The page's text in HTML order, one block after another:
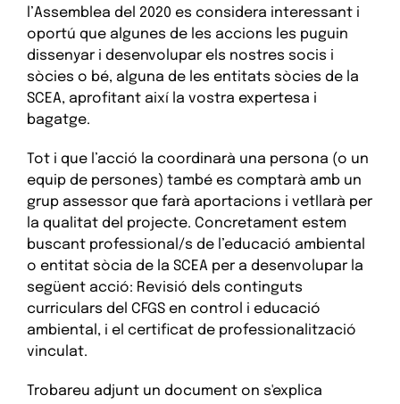
l’Assemblea del 2020 es considera interessant i
oportú que algunes de les accions les puguin
dissenyar i desenvolupar els nostres socis i
sòcies o bé, alguna de les entitats sòcies de la
SCEA, aprofitant així la vostra expertesa i
bagatge.
Tot i que l’acció la coordinarà una persona (o un
equip de persones) també es comptarà amb un
grup assessor que farà aportacions i vetllarà per
la qualitat del projecte. Concretament estem
buscant professional/s de l’educació ambiental
o entitat sòcia de la SCEA per a desenvolupar la
següent acció: Revisió dels continguts
curriculars del CFGS en control i educació
ambiental, i el certificat de professionalització
vinculat.
Trobareu adjunt un document on s'explica